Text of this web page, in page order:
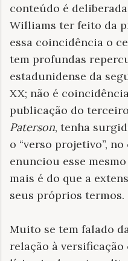
conteúdo é
Williams ter feito da
essa coincidência o
tem profundas
estadunidense da
XX; não é
publicação do
Paterson, tenha
o “verso projetivo”,
enunciou esse
mais é do que a
seus próprios termos.
Muito se tem falado
relação à